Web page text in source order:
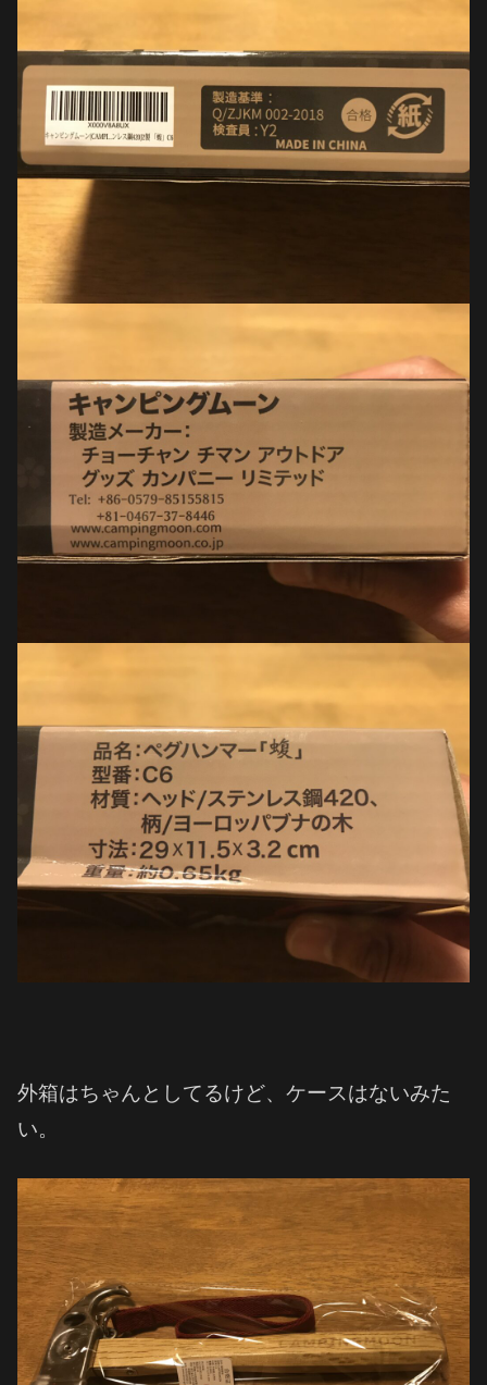
外箱はちゃんとしてるけど、ケースはないみた
い。